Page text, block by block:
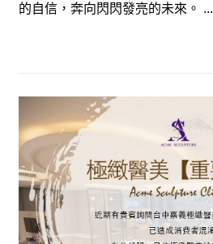
的自信，奔向閃閃發亮的未來。 ...